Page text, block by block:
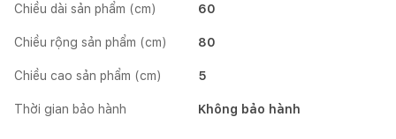
Chiều dài sản phẩm (cm) 60
Chiều rộng sản phẩm (cm) 80
Chiều cao sản phẩm (cm) 5
Thời gian bảo hành Không bảo hành